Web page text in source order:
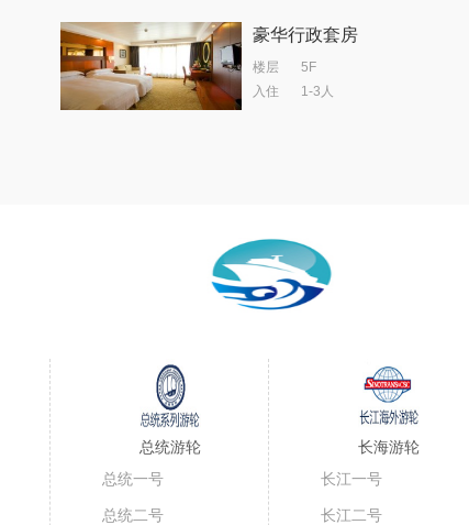
豪华行政套房
楼层
5F
入住
1-3人
总统游轮
总统一号
总统二号
长海游轮
长江一号
长江二号